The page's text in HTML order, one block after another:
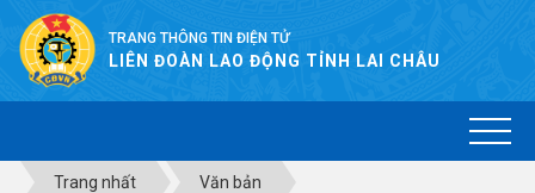
TRANG THÔNG TIN ĐIỆN TỬ
LIÊN ĐOÀN LAO ĐỘNG TỈNH LAI CHÂU
Trang nhất Văn bản